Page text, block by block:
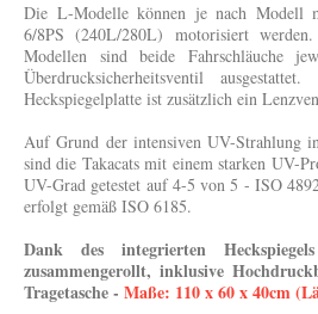
Die L-Modelle können je nach Modell
6/8PS (240L/280L) motorisiert
Modellen sind beide Fahrschläuche
Überdrucksicherheitsventil
Heckspiegelplatte ist zusätzlich ein
Auf Grund der intensiven UV-Strahlung
sind die Takacats mit einem starken UV-
UV-Grad getestet auf 4-5 von 5 - ISO
erfolgt gemäß ISO 6185.
Dank des integrierten
zusammengerollt, inklusive
Tragetasche - Maße: 110 x 60 x 40cm